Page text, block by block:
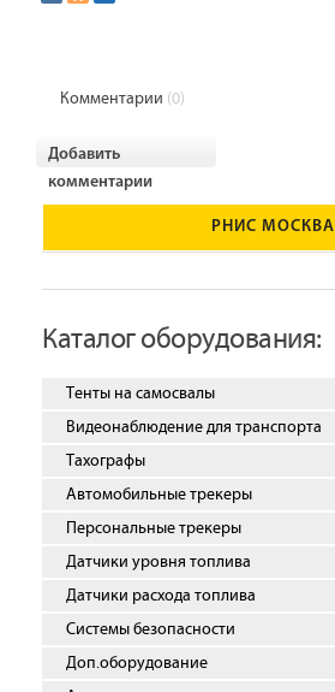
Комментарии (0)
Добавить
комментарии
РНИС МОСКВА
Каталог оборудования:
Тенты на самосвалы
Видеонаблюдение для транспорта
Тахографы
Автомобильные трекеры
Персональные трекеры
Датчики уровня топлива
Датчики расхода топлива
Системы безопасности
Доп.оборудование